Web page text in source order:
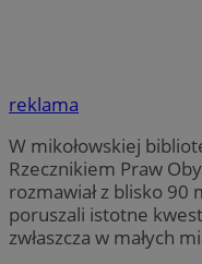
reklama
W mikołowskiej
Rzecznikiem Praw
rozmawiał z blisko 90
poruszali istotne
zwłaszcza w małych